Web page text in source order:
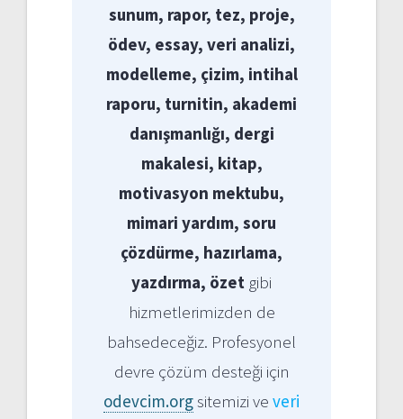
sunum, rapor, tez, proje,
ödev, essay, veri analizi,
modelleme, çizim, intihal
raporu, turnitin, akademi
danışmanlığı, dergi
makalesi, kitap,
motivasyon mektubu,
mimari yardım, soru
çözdürme, hazırlama,
yazdırma, özet gibi
hizmetlerimizden de
bahsedeceğiz. Profesyonel
devre çözüm desteği için
odevcim.orgsitemizi ve veri